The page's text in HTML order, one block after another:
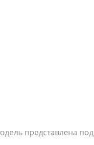
представлена